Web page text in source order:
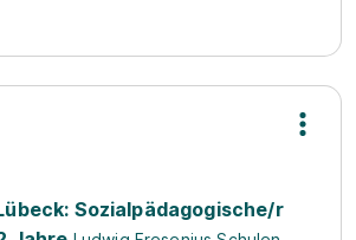
Sozialpädagogische/r